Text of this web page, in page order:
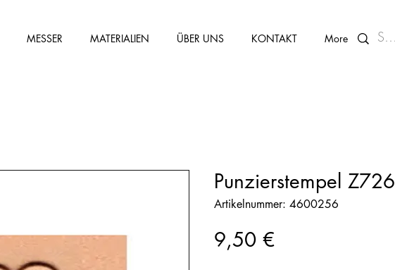
MESSER MATERIALIEN ÜBER UNS KONTAKT More
Punzierstempel Z726
Artikelnummer: 4600256
9,50 €Preis